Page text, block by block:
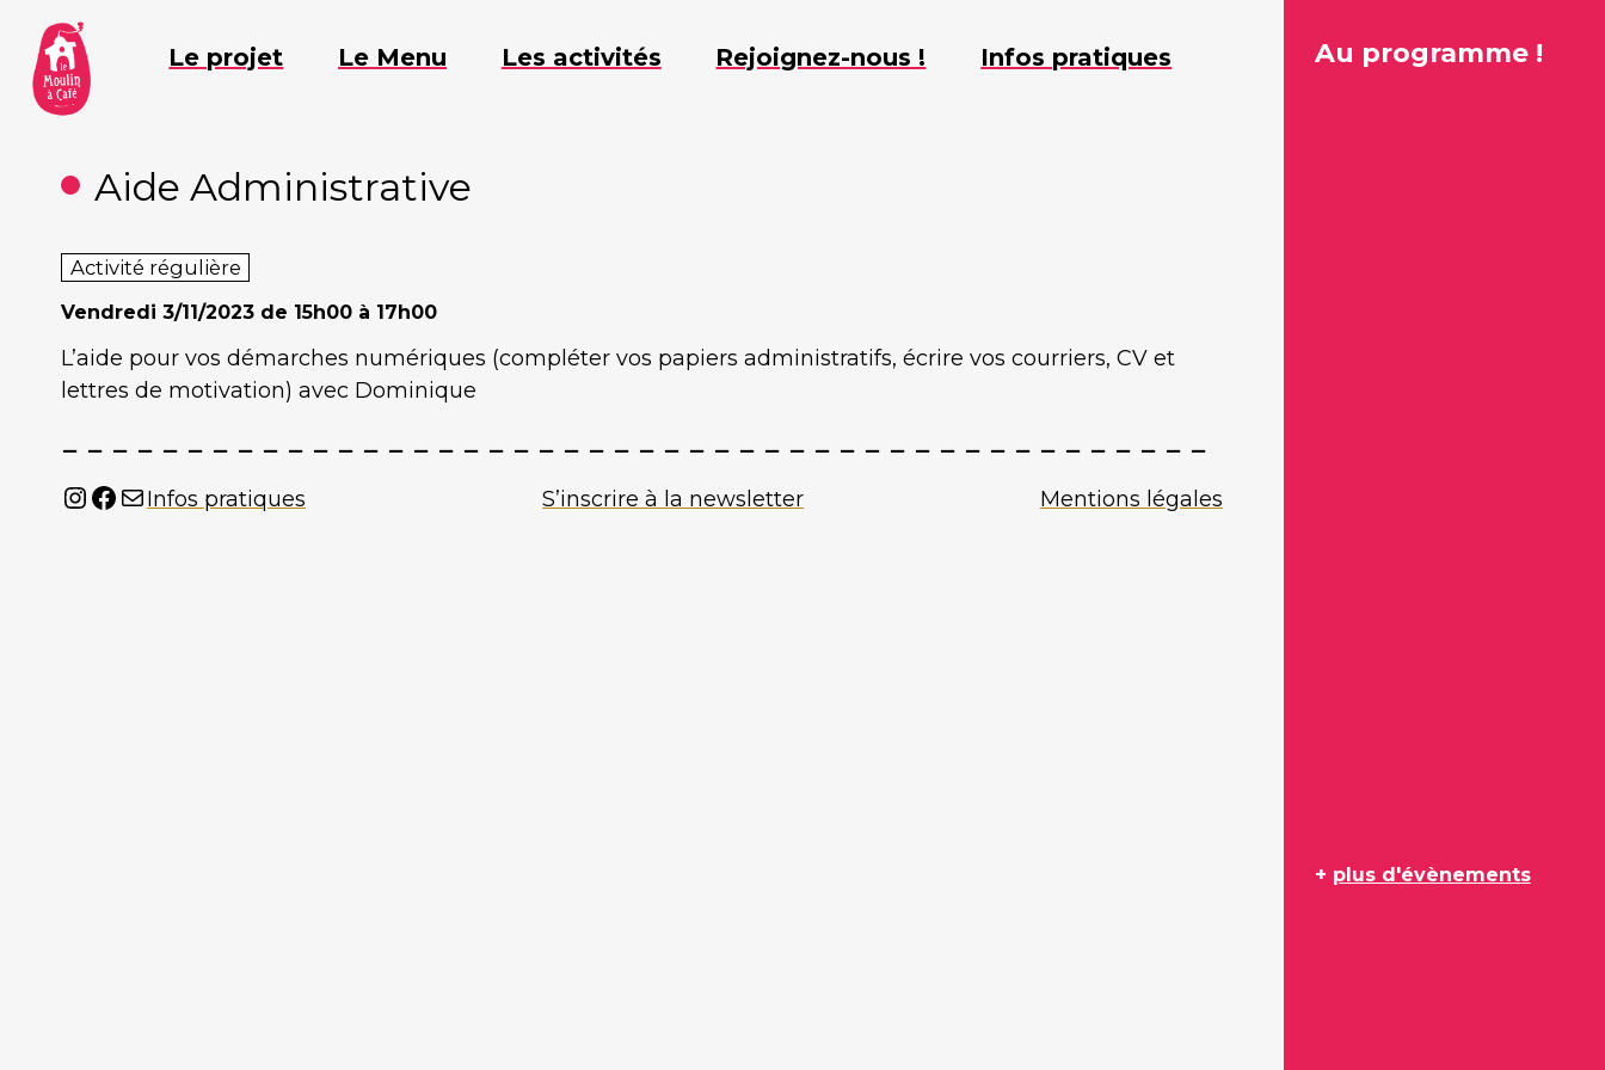
contenu
Le projet Le Menu Les activités Rejoignez-nous ! Infos pratiques
Aide Administrative
Activité régulière
Vendredi 3/11/2023 de 15h00 à 17h00
L’aide pour vos démarches numériques (compléter vos papiers administratifs, écrire vos courriers, CV et
lettres de motivation) avec Dominique
Instagram
Facebook
MailInfos pratiques S’inscrire à la newsletter Mentions légales
Au programme !
+ plus d'évènements